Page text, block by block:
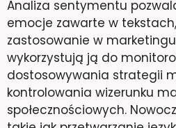
Analiza sentymentu
emocje zawarte w
zastosowanie w
wykorzystują ją do
dostosowywania strategii
kontrolowania wizerunku
społecznościowych.